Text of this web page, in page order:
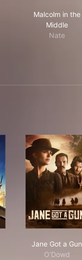
Malcolm in the
Middle
Nate
Jane Got a Gun
O'Dowd